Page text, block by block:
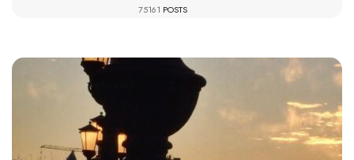
75161 POSTS
1097 VIEWS